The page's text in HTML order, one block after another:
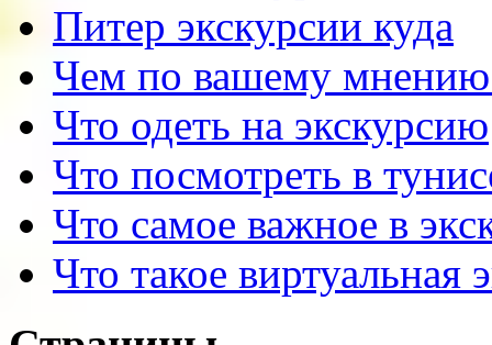
Питер экскурсии куда
Чем по вашему мнению
Что одеть на экскурсию
Что посмотреть в
Что самое важное в
Что такое виртуальная